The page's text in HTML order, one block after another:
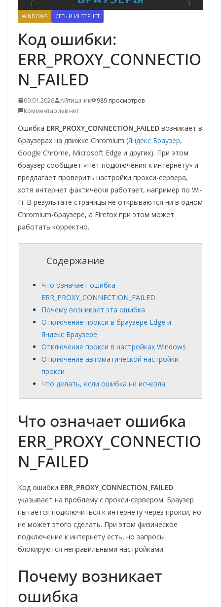
WINDOWS СЕТЬ И ИНТЕРНЕТ
Код ошибки:
ERR_PROXY_CONNECTIO
N_FAILED
09.01.2026 Айтишник
989 просмотров
Комментариев нет
Ошибка ERR_PROXY_CONNECTION_FAILED возникает в
браузерах на движке Chromium (Яндекс Браузер,
Google Chrome, Microsoft Edge и других). При этом
браузер сообщает «Нет подключения к интернету» и
предлагает проверить настройки прокси-сервера,
хотя интернет фактически работает, например по Wi-
Fi. В результате страницы не открываются ни в одном
Chromium-браузере, а Firefox при этом может
работать корректно.
Содержание
Что означает ошибка
ERR_PROXY_CONNECTION_FAILED
Почему возникает эта ошибка
Отключение прокси в браузере Edge и
Яндекс Браузере
Отключение прокси в настройках Windows
Отключение автоматической настройки
прокси
Что делать, если ошибка не исчезла
Что означает ошибка
ERR_PROXY_CONNECTIO
N_FAILED
Код ошибки ERR_PROXY_CONNECTION_FAILED
указывает на проблему с прокси-сервером. Браузер
пытается подключиться к интернету через прокси, но
не может этого сделать. При этом физическое
подключение к интернету есть, но запросы
блокируются неправильными настройками.
Почему возникает
ошибка